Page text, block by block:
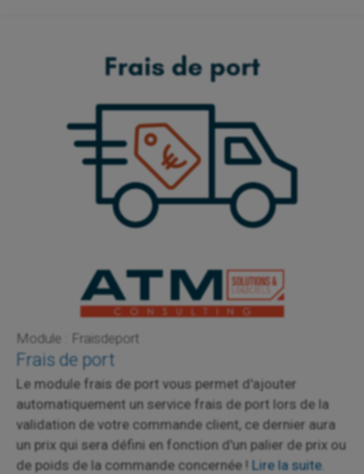
Module : Fraisdeport
Frais de port
Le module frais de port vous permet d'ajouter
automatiquement un service frais de port lors de la
validation de votre commande client, ce dernier aura
un prix qui sera défini en fonction d'un palier de prix ou
de poids de la commande concernée ! Lire la suite.